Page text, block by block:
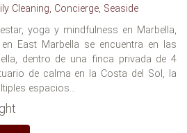
Cleaning, Concierge, Seaside
yoga y mindfulness en Marbella,
East Marbella se encuentra en las
dentro de una finca privada de 4
de calma en la Costa del Sol, la
espacios...